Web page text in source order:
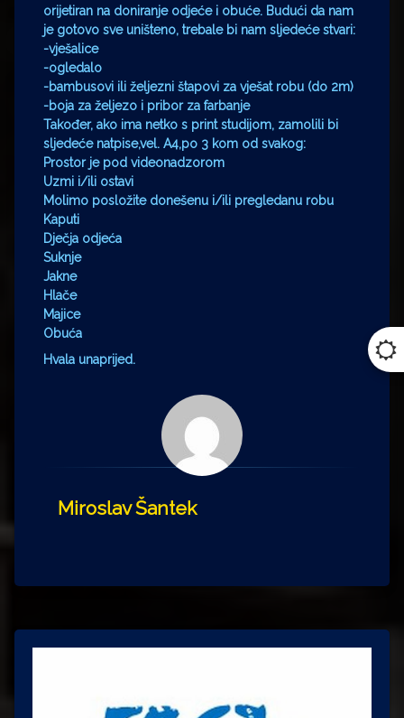
orijetiran na doniranje odjeće i obuće. Budući da nam
je gotovo sve uništeno, trebale bi nam sljedeće stvari:
-vješalice
-ogledalo
-bambusovi ili željezni štapovi za vješat robu (do 2m)
-boja za željezo i pribor za farbanje
Također, ako ima netko s print studijom, zamolili bi
sljedeće natpise,vel. A4,po 3 kom od svakog:
Prostor je pod videonadzorom
Uzmi i/ili ostavi
Molimo posložite donešenu i/ili pregledanu robu
Kaputi
Dječja odjeća
Suknje
Jakne
Hlače
Majice
Obuća
Hvala unaprijed.
Miroslav Šantek